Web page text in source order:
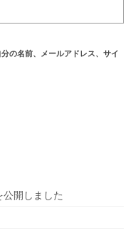
の名前、メールアドレス、サイ
開しました